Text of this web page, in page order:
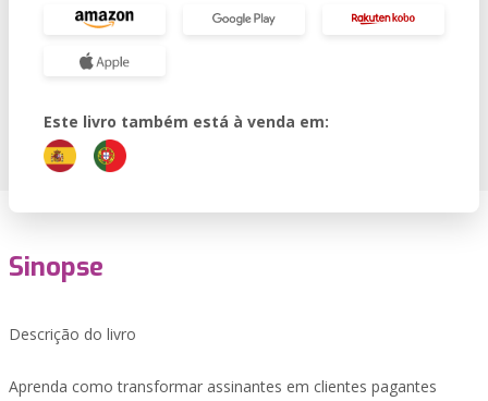
Este livro também está à venda em:
Sinopse
Descrição do livro
Aprenda como transformar assinantes em clientes pagantes